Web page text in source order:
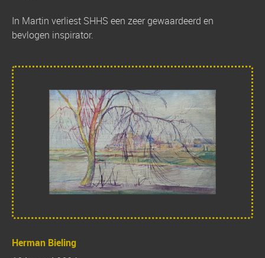
In Martin verliest SHHS een zeer gewaardeerd en
bevlogen inspirator.
Herman Bieling